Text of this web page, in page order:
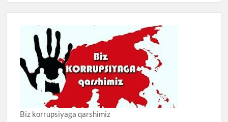
Biz korrupsiyaga qarshimiz